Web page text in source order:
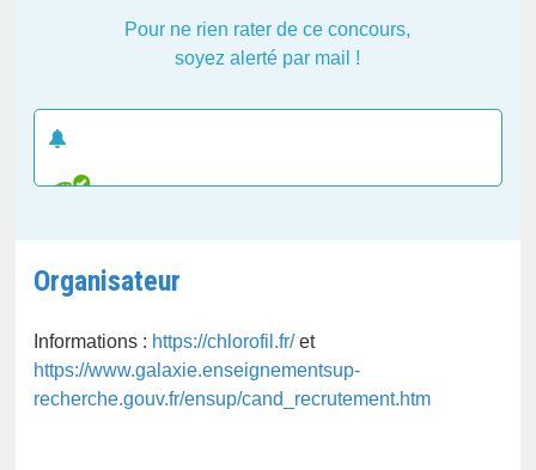
Pour ne rien rater de ce concours,
soyez alerté par mail !
Organisateur
Informations : https://chlorofil.fr/et
https://www.galaxie.enseignementsup-
recherche.gouv.fr/ensup/cand_recrutement.htm